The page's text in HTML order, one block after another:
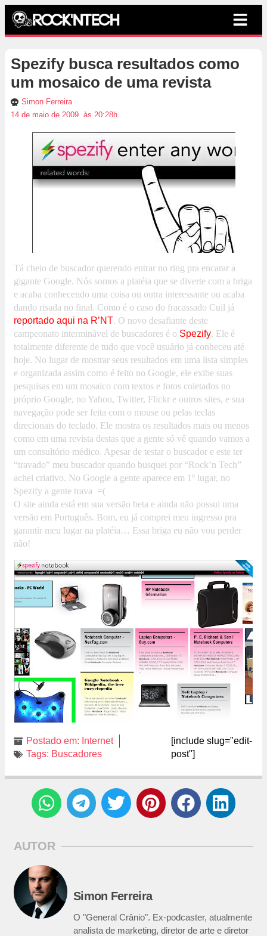
Spezify busca resultados como
um mosaico de uma revista
Simon Ferreira
14 de maio de 2009, às 20:28h
Tá cheio de buscador querendo entrar no ring pra encarar a
gigante Google. Nós somos a platéia que se diverte com a briga
e acaba conhecendo uma coisa ou outra interessante ou acaba
dando risada no final. Como é o caso do fracassado Cuil já
reportado aqui na R’NT. O novo desafiante deste
campeonato interminável de buscadores é o Spezify. Ele é
totalmente diferente de tudo que você usuário já conheceu até
hoje. No lugar de mostrar seus resultados em uma lista simples
e organizada assim como é feito no Google, ele exibe suas
pesquisas em um mosaico com textos e fotos coletados no
próprio Google, no Yahoo, Twitter, Flickr e outros sites, e sua
navegação pode ser feita com o mouse ou pelas teclas
direcionais do teclado. Ele mostra os resultados mais ou menos
como em uma revista destas que a gente só vê quando vamos a
um consultório médico. Apesar de testar o buscador e este ter
“travado” meu buscador quando busquei por “Rock’n Tech”
achei criativo. No Google a gente aparece em 1º lugar, no
Spezify a gente trava =(
O site ainda está em sua versão beta e ainda não possui uma
versão em Português. Bom, eu já comprei meu ingresso pra
garantir meu lugar na platéia… Essa briga eu não vou perder
não!
Postado em: Internet
Tags: Buscadores
[include slug="edit-
post"]
AUTOR
Simon Ferreira
O "General Crânio". Ex-podcaster, atualmente
analista de marketing, diretor de arte e diretor